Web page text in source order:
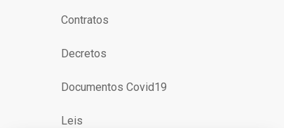
Contratos
Decretos
Documentos Covid19
Leis